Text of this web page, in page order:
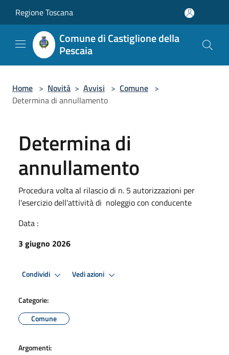
Regione Toscana
Comune di Castiglione della
Pescaia
Home > Novità > Avvisi > Comune >
Determina di annullamento
Determina di
annullamento
Procedura volta al rilascio di n. 5 autorizzazioni per
l'esercizio dell'attività di noleggio con conducente
Data :
3 giugno 2026
Condividi Vedi azioni
Categorie:
Comune
Argomenti: